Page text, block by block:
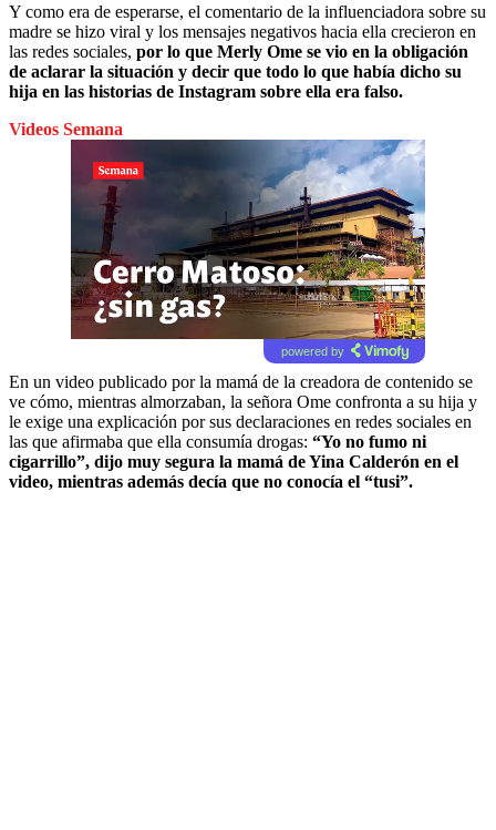
Y como era de esperarse, el comentario de la influenciadora sobre su
madre se hizo viral y los mensajes negativos hacia ella crecieron en
las redes sociales, por lo que Merly Ome se vio en la obligación
de aclarar la situación y decir que todo lo que había dicho su
hija en las historias de Instagram sobre ella era falso.
Videos Semana
powered by
En un video publicado por la mamá de la creadora de contenido se
ve cómo, mientras almorzaban, la señora Ome confronta a su hija y
le exige una explicación por sus declaraciones en redes sociales en
las que afirmaba que ella consumía drogas: “Yo no fumo ni
cigarrillo”, dijo muy segura la mamá de Yina Calderón en el
video, mientras además decía que no conocía el “tusi”.